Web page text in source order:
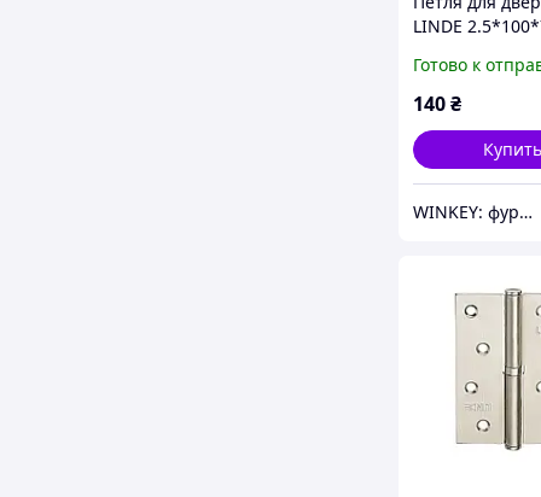
LINDE
универсальная
Готово к
140₴
Купить
WINKEY: фурнитура для окон и дверей